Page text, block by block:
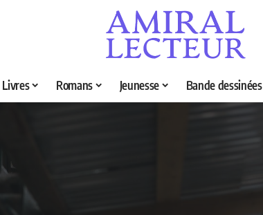
Livres Romans Jeunesse Bande dessinées